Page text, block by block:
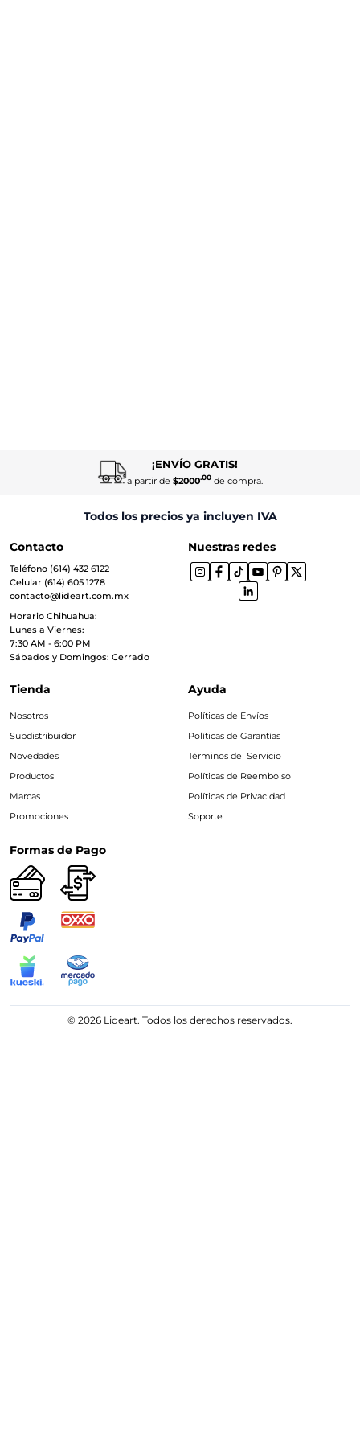
¡ENVÍO GRATIS!
a partir de $2000.00de compra.
Todos los precios ya incluyen IVA
Contacto
Teléfono (614) 432 6122
Celular (614) 605 1278
contacto@lideart.com.mx
Horario Chihuahua:
Lunes a Viernes:
7:30 AM - 6:00 PM
Sábados y Domingos: Cerrado
Nuestras redes
Tienda
Nosotros
Subdistribuidor
Novedades
Productos
Marcas
Promociones
Ayuda
Políticas de Envíos
Políticas de Garantías
Términos del Servicio
Políticas de Reembolso
Políticas de Privacidad
Soporte
Formas de Pago
© 2026 Lideart. Todos los derechos reservados.